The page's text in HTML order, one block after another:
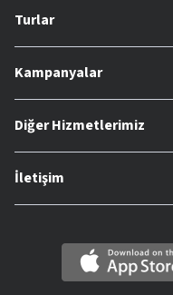
Turlar
Kampanyalar
Diğer Hizmetlerimiz
İletişim